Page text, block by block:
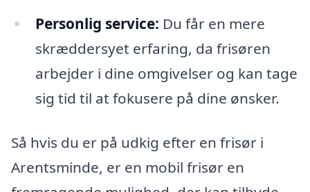
Personlig service: Du får en mere
skræddersyet erfaring, da frisøren
arbejder i dine omgivelser og kan tage
sig tid til at fokusere på dine ønsker.
Så hvis du er på udkig efter en frisør i
Arentsminde, er en mobil frisør en